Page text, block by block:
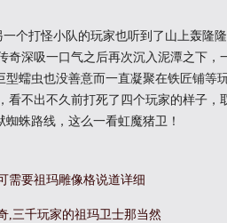
个打怪小队的玩家也听到了山上轰隆
深吸一口气之后再次沉入泥潭之下，
型蠕虫也没善意而一直凝聚在铁匠铺
看不出不久前打死了四个玩家的样子
蜘蛛路线，这么一看虹魔猪卫！
需要祖玛雕像格说道详细
,三千玩家的祖玛卫士那当然